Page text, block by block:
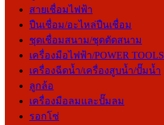
สายเชื่อมไฟฟ้า
ปืนเชื่อม/อะไหล่ปืนเชื่อม
ชุดเชื่อมสนาม/ชุดตัดสนาม
เครื่องมือไฟฟ้า/POWER TOOLS
เครื่องฉีดน้ำ/เครื่องสูบน้ำ/ปั๊มน้ำ
ลูกล้อ
เครื่องมือลมและปั๊มลม
รอกโซ่